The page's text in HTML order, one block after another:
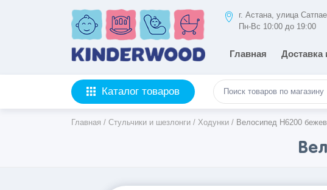
г. Астана, улица
Пн-Вс 10:00 до 19:00
Главная Доставка
Каталог товаров
Главная / Стульчики и шезлонги / Ходунки / Велосипед H6200